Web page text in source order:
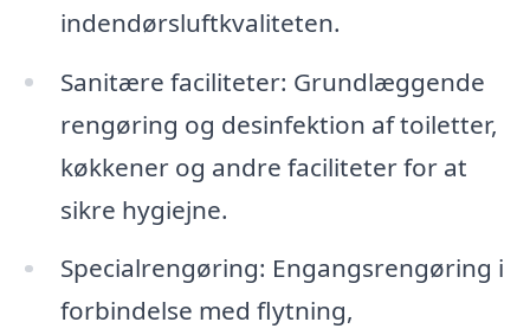
indendørsluftkvaliteten.
Sanitære faciliteter: Grundlæggende
rengøring og desinfektion af toiletter,
køkkener og andre faciliteter for at
sikre hygiejne.
Specialrengøring: Engangsrengøring i
forbindelse med flytning,